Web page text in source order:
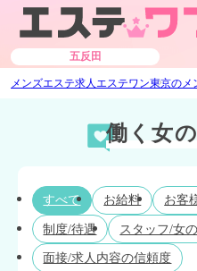
五反田
メンズエステ求人エステワン東京のメ
働く女
すべて お給料 お客
制度/待遇 スタッフ/女
面接/求人内容の信頼度